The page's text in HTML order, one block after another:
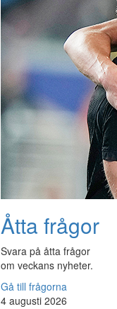
Åtta frågor
Svara på åtta frågor
om veckans nyheter.
Gå till frågorna
4 augusti 2026